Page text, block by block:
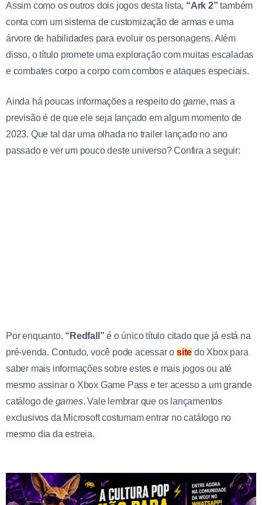
Assim como os outros dois jogos desta lista, “Ark 2”também
conta com um sistema de customização de armas e uma
árvore de habilidades para evoluir os personagens. Além
disso, o título promete uma exploração com muitas escaladas
e combates corpo a corpo com combos e ataques especiais.
Ainda há poucas informações a respeito do game, mas a
previsão é de que ele seja lançado em algum momento de
2023. Que tal dar uma olhada no trailer lançado no ano
passado e ver um pouco deste universo? Confira a seguir:
Por enquanto, “Redfall” é o único título citado que já está na
pré-venda. Contudo, você pode acessar o site do Xbox para
saber mais informações sobre estes e mais jogos ou até
mesmo assinar o Xbox Game Pass e ter acesso a um grande
catálogo de games. Vale lembrar que os lançamentos
exclusivos da Microsoft costumam entrar no catálogo no
mesmo dia da estreia.